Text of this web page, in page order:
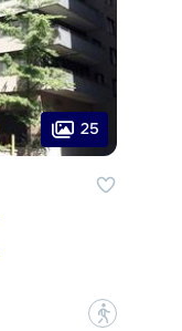
25
?